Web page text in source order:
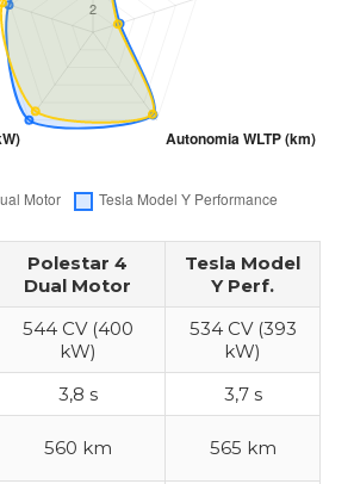
Polestar 4
Dual Motor
Tesla Model
Y Perf.
544 CV (400
kW)
534 CV (393
kW)
3,8 s
3,7 s
560 km 565 km